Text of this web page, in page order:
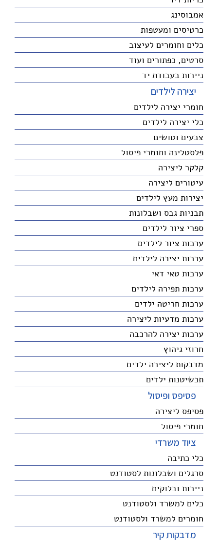
אמבוסינג
כרטיסים ומעטפות
כלים וחומרים לעיצוב
סרטים, כפתורים ועוד
ניירות בעבודת יד
יצירה לילדים
חומרי יצירה לילדים
כלי יצירה לילדים
צבעים וטושים
פלסטלינה וחומרי פיסול
קלקר ליצירה
עיטורים ליצירה
יצירות מעץ לילדים
תבניות גבס ושבלונות
ספרי ציור לילדים
ערכות ציור לילדים
ערכות יצירה לילדים
ערכות טאי דאי
ערכות תפירה לילדים
ערכות חריטה ילדים
ערכות מדעיות ליצירה
ערכות יצירה להרכבה
חרוזי גיהוץ
מדבקות ליצירה ילדים
תכשיטנות ילדים
פסיפס ופיסול
פסיפס ליצירה
חומרי פיסול
ציוד משרדי
כלי כתיבה
סרגלים ושבלונות לסטודנט
ניירות ובלוקים
כלים למשרד ולסטודנט
חומרים למשרד ולסטודנט
מדבקות קיר